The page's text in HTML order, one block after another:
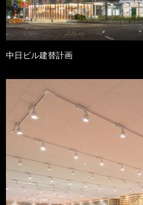
中日ビル建替計画